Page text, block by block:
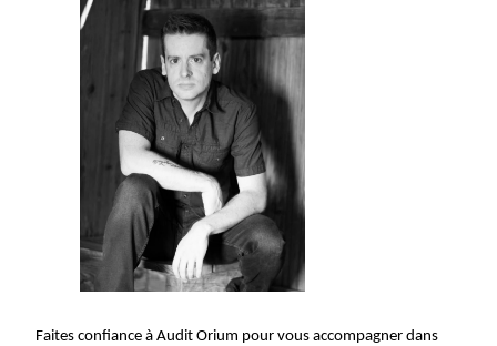
Faites confiance à Audit Orium pour vous accompagner dans